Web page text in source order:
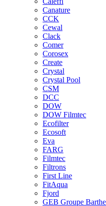
Canature
CCK
Cewal
Clack
Comer
Corosex
Create
Crystal
Crystal Pool
CSM
DCC
DOW
DOW Filmtec
Ecofilter
Ecosoft
Eva
FARG
Filmtec
Filtrons
First Line
FitAqua
Fjord
GEB Groupe